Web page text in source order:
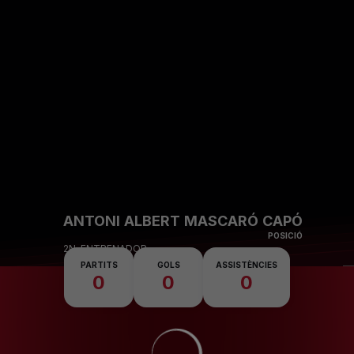
ANTONI ALBERT MASCARÓ CAPÓ
POSICIÓ
2N. ENTRENADOR
PARTITS
0
GOLS
0
ASSISTÈNCIES
0